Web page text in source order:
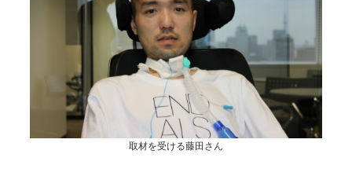
取材を受ける藤田さん